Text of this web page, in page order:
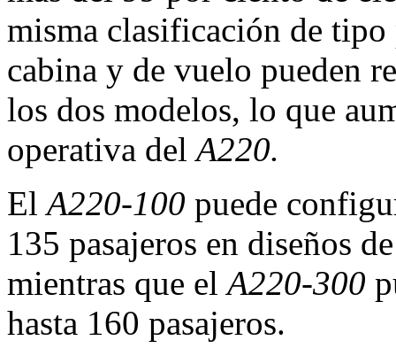
misma clasificación de
cabina y de vuelo pueden
los dos modelos, lo que
operativa delA220.
ElA220-100 puede
135 pasajeros en diseños
mientras que elA220-300
hasta 160 pasajeros.